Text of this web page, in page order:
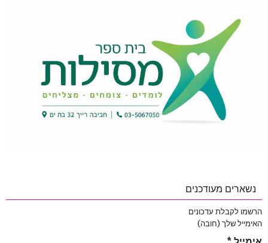
נשארים מעודכנים
הרשמו לקבלת עדכונים
האימייל שלך (חובה)